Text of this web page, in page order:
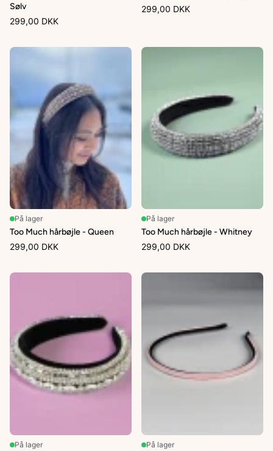
Sølv
299,00 DKK
299,00 DKK
På lager
Too Much hårbøjle - Queen
299,00 DKK
På lager
Too Much hårbøjle - Whitney
299,00 DKK
På lager På lager